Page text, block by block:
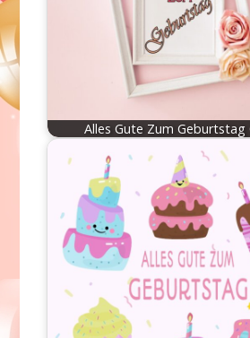
Alles Gute Zum Geburtstag